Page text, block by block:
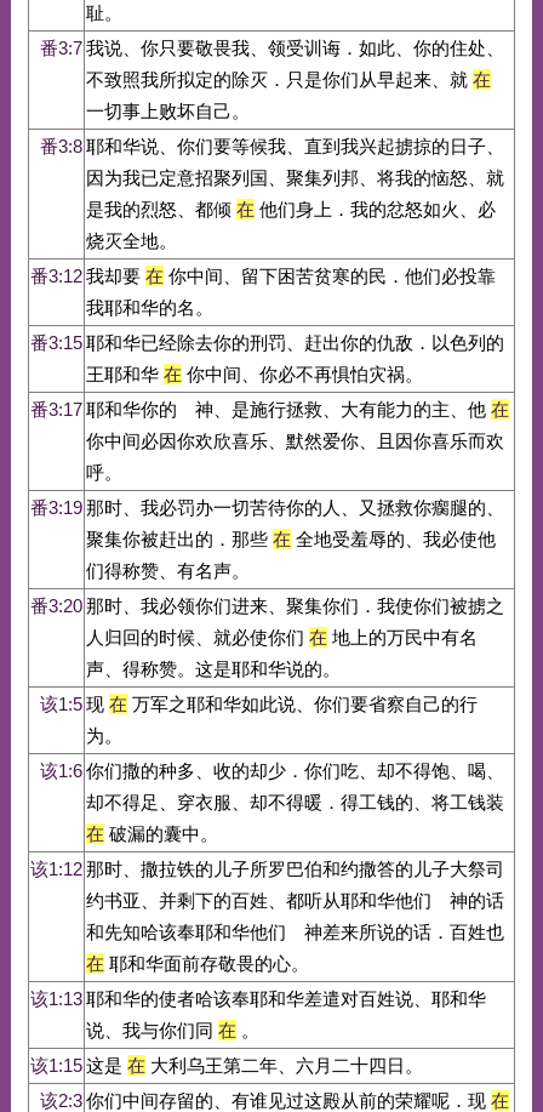
耻。
番3:7我说、你只要敬畏我、领受训诲．如此、你的住处、
不致照我所拟定的除灭．只是你们从早起来、就 在
一切事上败坏自己。
番3:8耶和华说、你们要等候我、直到我兴起掳掠的日子、
因为我已定意招聚列国、聚集列邦、将我的恼怒、就
是我的烈怒、都倾 在 他们身上．我的忿怒如火、必
烧灭全地。
番3:12我却要 在 你中间、留下困苦贫寒的民．他们必投靠
我耶和华的名。
番3:15耶和华已经除去你的刑罚、赶出你的仇敌．以色列的
王耶和华 在 你中间、你必不再惧怕灾祸。
番3:17耶和华你的 神、是施行拯救、大有能力的主、他 在
你中间必因你欢欣喜乐、默然爱你、且因你喜乐而欢
呼。
番3:19那时、我必罚办一切苦待你的人、又拯救你瘸腿的、
聚集你被赶出的．那些 在 全地受羞辱的、我必使他
们得称赞、有名声。
番3:20那时、我必领你们进来、聚集你们．我使你们被掳之
人归回的时候、就必使你们 在 地上的万民中有名
声、得称赞。这是耶和华说的。
该1:5现 在 万军之耶和华如此说、你们要省察自己的行
为。
该1:6你们撒的种多、收的却少．你们吃、却不得饱、喝、
却不得足、穿衣服、却不得暖．得工钱的、将工钱装
在 破漏的囊中。
该1:12那时、撒拉铁的儿子所罗巴伯和约撒答的儿子大祭司
约书亚、并剩下的百姓、都听从耶和华他们 神的话
和先知哈该奉耶和华他们 神差来所说的话．百姓也
在 耶和华面前存敬畏的心。
该1:13耶和华的使者哈该奉耶和华差遣对百姓说、耶和华
说、我与你们同 在 。
该1:15这是 在 大利乌王第二年、六月二十四日。
该2:3你们中间存留的、有谁见过这殿从前的荣耀呢．现 在